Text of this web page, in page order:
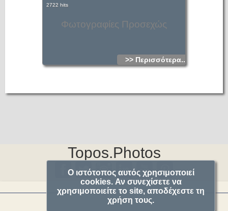
Φωτογραφίες Προσεχώς
2722 hits
>> Περισσότερα...
Topos.Photos
Ο ιστότοπος αυτός χρησιμοποιεί
cookies. Αν συνεχίσετε να
χρησιμοποιείτε το site, αποδέχεστε τη
χρήση τους.